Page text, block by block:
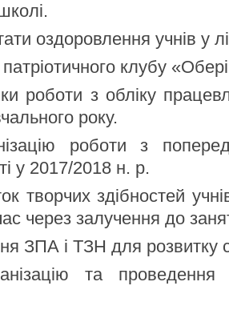
оздоровлення учнів у
клубу
роботи з обліку
року.
роботи з
у 2017/2018 н. р.
творчих здібностей
через залучення до
ЗПА і ТЗН для розвитку
та проведення